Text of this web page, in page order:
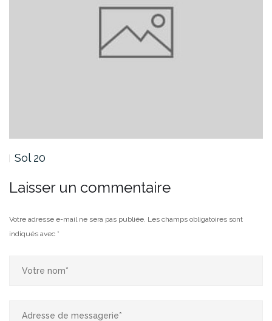
Laisser un commentaire
Votre adresse e-mail ne sera pas publiée. Les champs obligatoires sont
indiqués avec *